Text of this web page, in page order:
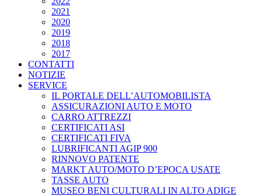
2021
2020
2019
2018
2017
CONTATTI
NOTIZIE
SERVICE
IL PORTALE DELL’AUTOMOBILISTA
ASSICURAZIONI AUTO E MOTO
CARRO ATTREZZI
CERTIFICATI ASI
CERTIFICATI FIVA
LUBRIFICANTI AGIP 900
RINNOVO PATENTE
MARKT AUTO/MOTO D’EPOCA USATE
TASSE AUTO
MUSEO BENI CULTURALI IN ALTO ADIGE